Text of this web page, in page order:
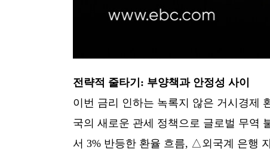
전략적 줄타기: 부양책과 안정성 사이
이번 금리 인하는 녹록지 않은 거시경제
국의 새로운 관세 정책으로 글로벌 무역
서 3% 반등한 환율 흐름, △외국계 은행